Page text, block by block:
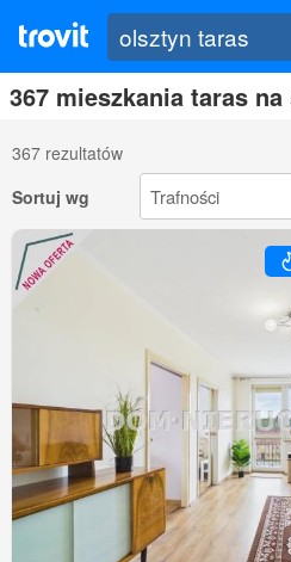
367 mieszkania taras
367 rezultatów
Sortuj wg